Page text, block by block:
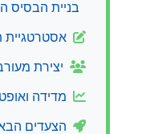
בניית הבסיס
אסטרטגיית
יצירת
מדידה
הצעדים